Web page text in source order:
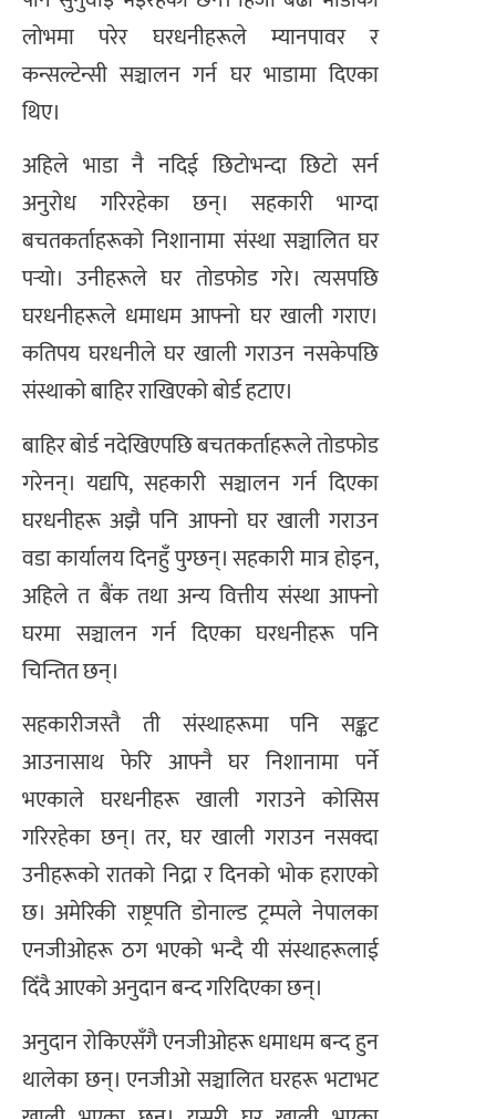
लोभमा परेर घरधनीहरूले म्यानपावर र
कन्सल्टेन्सी सञ्चालन गर्न घर भाडामा दिएका
थिए।
अहिले भाडा नै नदिई छिटोभन्दा छिटो सर्न
अनुरोध गरिरहेका छन्। सहकारी भाग्दा
बचतकर्ताहरूको निशानामा संस्था सञ्चालित घर
पर्‍यो। उनीहरूले घर तोडफोड गरे। त्यसपछि
घरधनीहरूले धमाधम आफ्नो घर खाली गराए।
कतिपय घरधनीले घर खाली गराउन नसकेपछि
संस्थाको बाहिर राखिएको बोर्ड हटाए।
बाहिर बोर्ड नदेखिएपछि बचतकर्ताहरूले तोडफोड
गरेनन्। यद्यपि, सहकारी सञ्चालन गर्न दिएका
घरधनीहरू अझै पनि आफ्नो घर खाली गराउन
वडा कार्यालय दिनहुँ पुग्छन्। सहकारी मात्र होइन,
अहिले त बैंक तथा अन्य वित्तीय संस्था आफ्नो
घरमा सञ्चालन गर्न दिएका घरधनीहरू पनि
चिन्तित छन्।
सहकारीजस्तै ती संस्थाहरूमा पनि सङ्कट
आउनासाथ फेरि आफ्नै घर निशानामा पर्ने
भएकाले घरधनीहरू खाली गराउने कोसिस
गरिरहेका छन्। तर, घर खाली गराउन नसक्दा
उनीहरूको रातको निद्रा र दिनको भोक हराएको
छ। अमेरिकी राष्ट्रपति डोनाल्ड ट्रम्पले नेपालका
एनजीओहरू ठग भएको भन्दै यी संस्थाहरूलाई
दिँदै आएको अनुदान बन्द गरिदिएका छन्।
अनुदान रोकिएसँगै एनजीओहरू धमाधम बन्द हुन
थालेका छन्। एनजीओ सञ्चालित घरहरू भटाभट